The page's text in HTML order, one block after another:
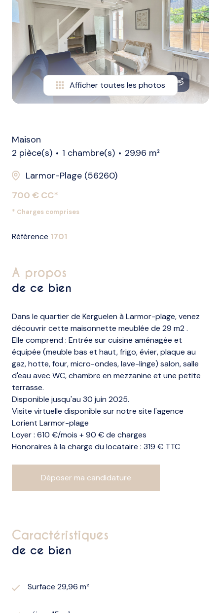
biens
vendus
biens
loués
alerte
e-
l'agence
Afficher toutes les photos
Maison
2 pièce(s)
1 chambre(s)
29.96 m²
Larmor-Plage (56260)
700 € CC*
* Charges comprises
Référence 1701
a propos
de ce bien
Dans le quartier de Kerguelen à Larmor-plage, venez
découvrir cette maisonnette meublée de 29 m2 .
Elle comprend : Entrée sur cuisine aménagée et
équipée (meuble bas et haut, frigo, évier, plaque au
gaz, hotte, four, micro-ondes, lave-linge) salon, salle
d'eau avec WC, chambre en mezzanine et une petite
terrasse.
Disponible jusqu'au 30 juin 2025.
Visite virtuelle disponible sur notre site l'agence
Lorient Larmor-plage
Loyer : 610 €/mois + 90 € de charges
Honoraires à la charge du locataire : 319 € TTC
Déposer ma candidature
caractéristiques
de ce bien
Surface 29,96 m²